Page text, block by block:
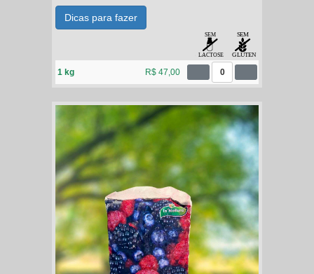
Dicas para fazer
1 kg R$ 47,00 0